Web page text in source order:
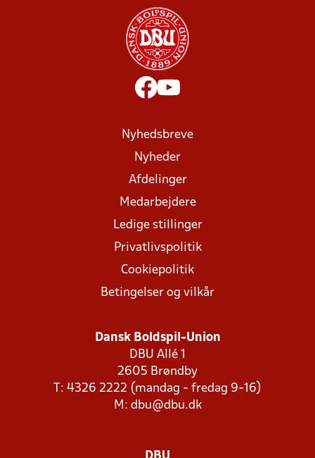
Nyhedsbreve
Nyheder
Afdelinger
Medarbejdere
Ledige stillinger
Privatlivspolitik
Cookiepolitik
Betingelser og vilkår
Dansk Boldspil-Union
DBU Allé 1
2605 Brøndby
T: 4326 2222 (mandag - fredag 9-16)
M: dbu@dbu.dk